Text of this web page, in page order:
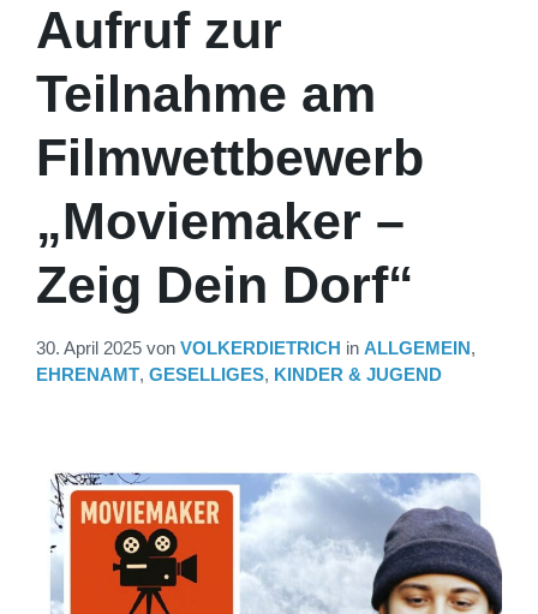
Aufruf zur
Teilnahme am
Filmwettbewerb
„Moviemaker –
Zeig Dein Dorf“
30. April 2025 von VOLKERDIETRICH in ALLGEMEIN,
EHRENAMT, GESELLIGES, KINDER & JUGEND